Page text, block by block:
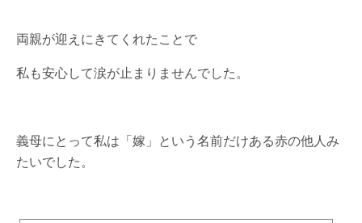
両親が迎えにきてくれたことで
私も安心して涙が止まりませんでした。
義母にとって私は「嫁」という名前だけある赤の他人み
たいでした。